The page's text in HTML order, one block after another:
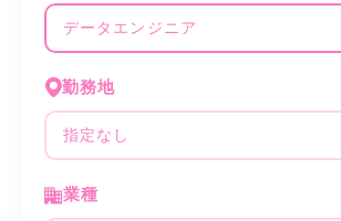
データエンジニア
勤務地
指定なし
業種